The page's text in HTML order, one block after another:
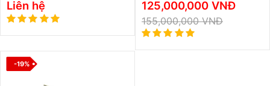
Liên hệ 125,000,000 VNĐ
155,000,000 VNĐ
-19%